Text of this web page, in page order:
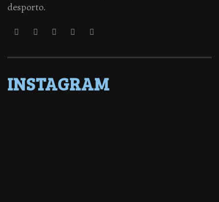
desporto.
INSTAGRAM